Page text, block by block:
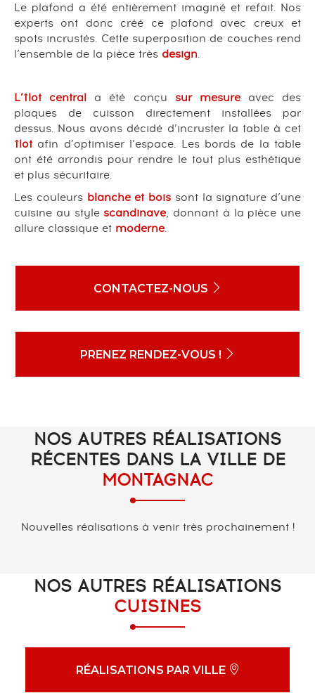
Le plafond a été entièrement imaginé et refait. Nos
experts ont donc créé ce plafond avec creux et
spots incrustés. Cette superposition de couches rend
l’ensemble de la pièce très design.
L’îlot central a été conçu sur mesureavec des
plaques de cuisson directement installées par
dessus. Nous avons décidé d’incruster la table à cet
îlot afin d’optimiser l’espace. Les bords de la table
ont été arrondis pour rendre le tout plus esthétique
et plus sécuritaire.
Les couleurs blanche et bois sont la signature d’une
cuisine au style scandinave, donnant à la pièce une
allure classique et moderne.
CONTACTEZ-NOUS
PRENEZ RENDEZ-VOUS !
NOS AUTRES RÉALISATIONS
RÉCENTES DANS LA VILLE DE
MONTAGNAC
Nouvelles réalisations à venir très prochainement !
NOS AUTRES RÉALISATIONS
CUISINES
RÉALISATIONS PAR VILLE